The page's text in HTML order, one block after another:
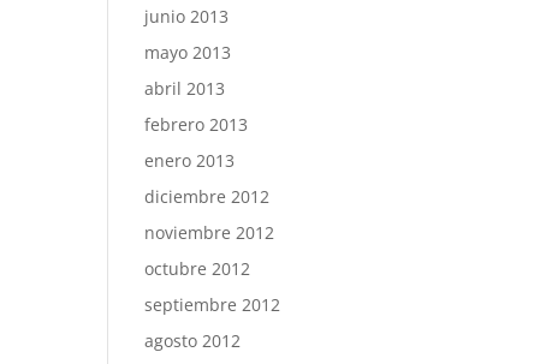
junio 2013
mayo 2013
abril 2013
febrero 2013
enero 2013
diciembre 2012
noviembre 2012
octubre 2012
septiembre 2012
agosto 2012